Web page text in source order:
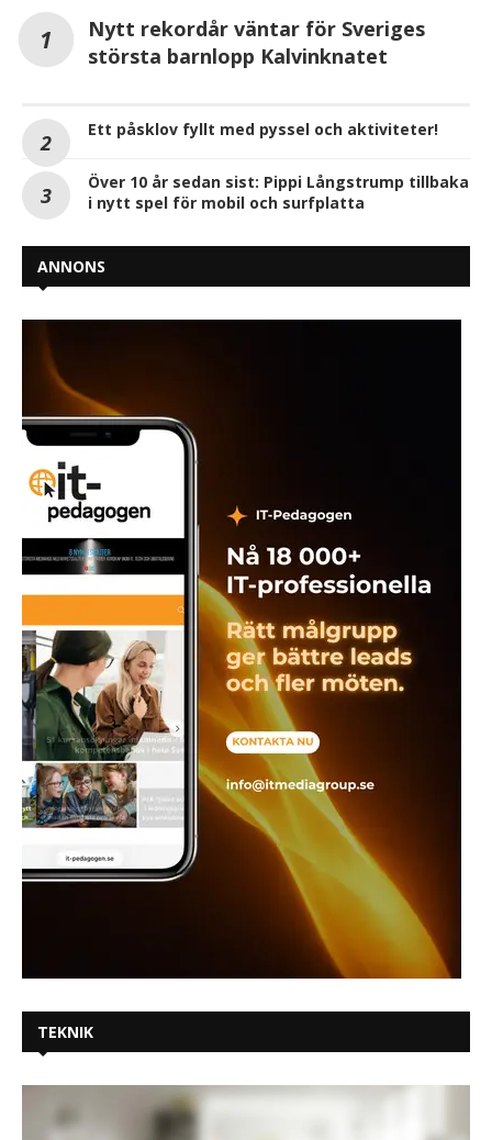
Nytt rekordår väntar för Sveriges
största barnlopp Kalvinknatet
Ett påsklov fyllt med pyssel och aktiviteter!
Över 10 år sedan sist: Pippi Långstrump tillbaka
i nytt spel för mobil och surfplatta
ANNONS
TEKNIK